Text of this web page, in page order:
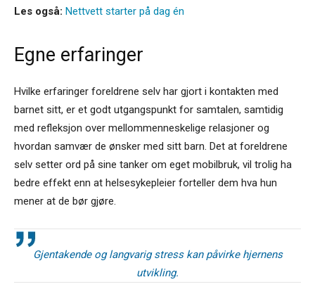
Les også: Nettvett starter på dag én
Egne erfaringer
Hvilke erfaringer foreldrene selv har gjort i kontakten med
barnet sitt, er et godt utgangspunkt for samtalen, samtidig
med refleksjon over mellommenneskelige relasjoner og
hvordan samvær de ønsker med sitt barn. Det at foreldrene
selv setter ord på sine tanker om eget mobilbruk, vil trolig ha
bedre effekt enn at helsesykepleier forteller dem hva hun
mener at de bør gjøre.
Gjentakende og langvarig stress kan påvirke hjernens
utvikling.